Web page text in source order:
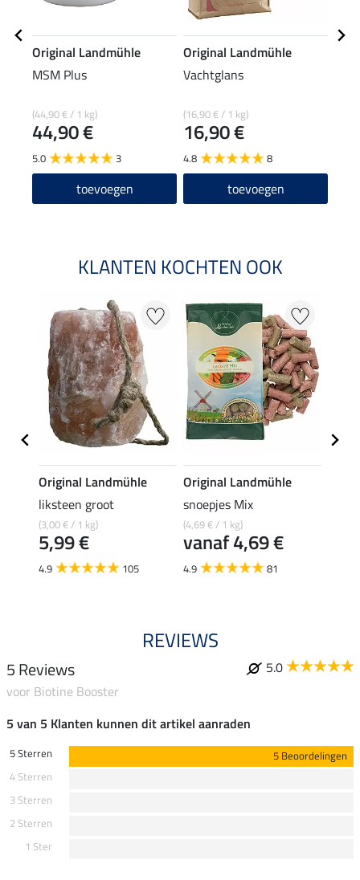
Original Landmühle
MSM Plus
(44,90 € / 1 kg)
44,90 €
5.0 3
toevoegen
Original Landmühle
Vachtglans
(16,90 € / 1 kg)
16,90 €
4.8 8
toevoegen
KLANTEN KOCHTEN OOK
Original Landmühle
liksteen groot
(3,00 € / 1 kg)
5,99 €
4.9 105
Original Landmühle
snoepjes Mix
(4,69 € / 1 kg)
vanaf 4,69 €
4.9 81
REVIEWS
5 Reviews
5.0
voor Biotine Booster
5 van 5 Klanten kunnen dit artikel aanraden
5 Sterren
5 Beoordelingen
4 Sterren
3 Sterren
2 Sterren
1 Ster